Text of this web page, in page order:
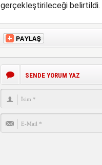
gerçekleştirileceği belirtildi.
SENDE YORUM YAZ